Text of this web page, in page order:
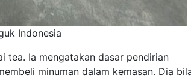
Indonesia
tea. Ia mengatakan dasar pendirian
minuman dalam kemasan. Dia